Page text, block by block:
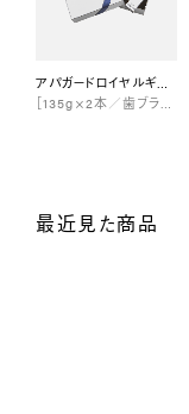
最近見た商品